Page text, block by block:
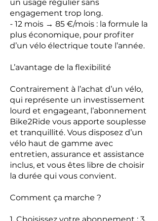
un usage régulier sans
engagement trop long.
- 12 mois → 85 €/mois : la formule la
plus économique, pour profiter
d’un vélo électrique toute l’année.
L’avantage de la flexibilité
Contrairement à l’achat d’un vélo,
qui représente un investissement
lourd et engageant, l’abonnement
Bike2Ride vous apporte souplesse
et tranquillité. Vous disposez d’un
vélo haut de gamme avec
entretien, assurance et assistance
inclus, et vous êtes libre de choisir
la durée qui vous convient.
Comment ça marche ?